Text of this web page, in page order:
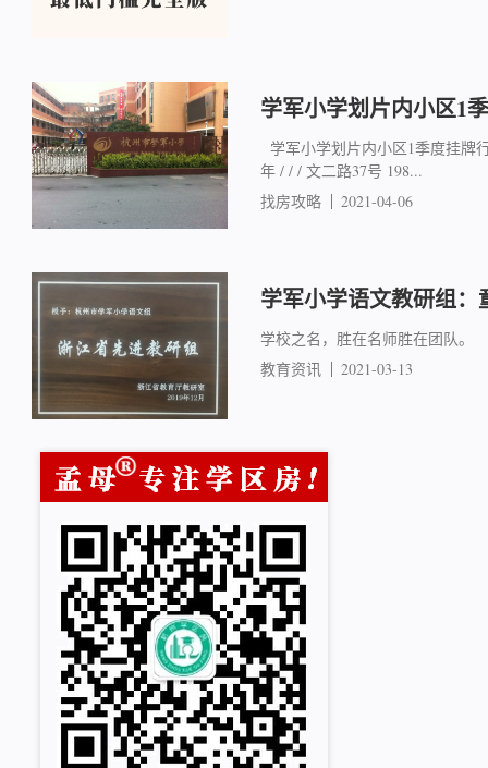
学军小学划片内小区1
学军小学划片内小区1季度挂牌
年 / / / 文二路37号 198...
找房攻略
2021-04-06
学军小学语文教研组
学校之名，胜在名师胜在团队。
教育资讯
2021-03-13